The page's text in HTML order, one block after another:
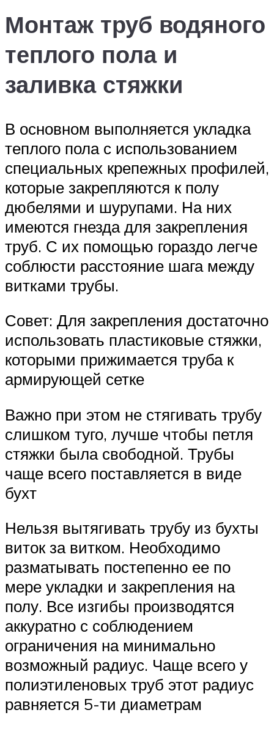
Монтаж труб водяного
теплого пола и
заливка стяжки
В основном выполняется укладка
теплого пола с использованием
специальных крепежных профилей,
которые закрепляются к полу
дюбелями и шурупами. На них
имеются гнезда для закрепления
труб. С их помощью гораздо легче
соблюсти расстояние шага между
витками трубы.
Совет: Для закрепления достаточно
использовать пластиковые стяжки,
которыми прижимается труба к
армирующей сетке
Важно при этом не стягивать трубу
слишком туго, лучше чтобы петля
стяжки была свободной. Трубы
чаще всего поставляется в виде
бухт
Нельзя вытягивать трубу из бухты
виток за витком. Необходимо
разматывать постепенно ее по
мере укладки и закрепления на
полу. Все изгибы производятся
аккуратно с соблюдением
ограничения на минимально
возможный радиус. Чаще всего у
полиэтиленовых труб этот радиус
равняется 5-ти диаметрам